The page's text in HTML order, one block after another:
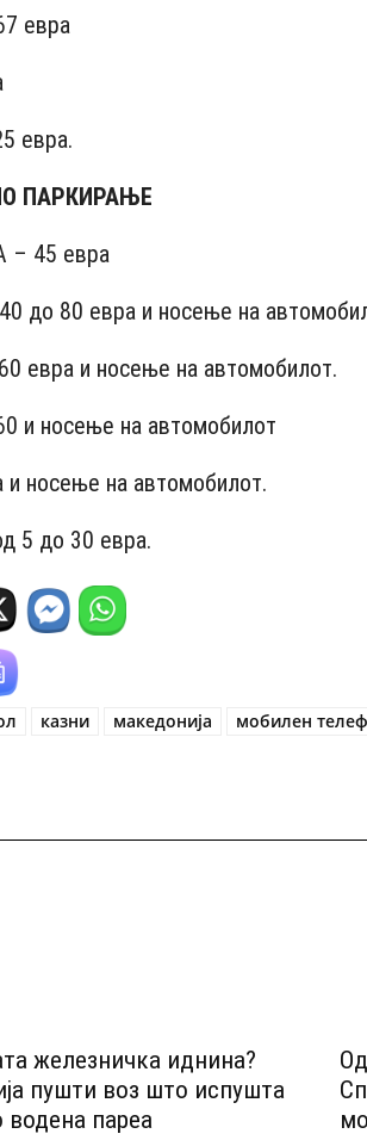
евра
евра.
ПАРКИРАЊЕ
45 евра
до 80 евра и носење на
евра и носење на автомобилот.
и носење на автомобилот
носење на автомобилот.
5 до 30 евра.
казни македонија мобилен
железничка иднина?
пушти воз што испушта
водена пареа